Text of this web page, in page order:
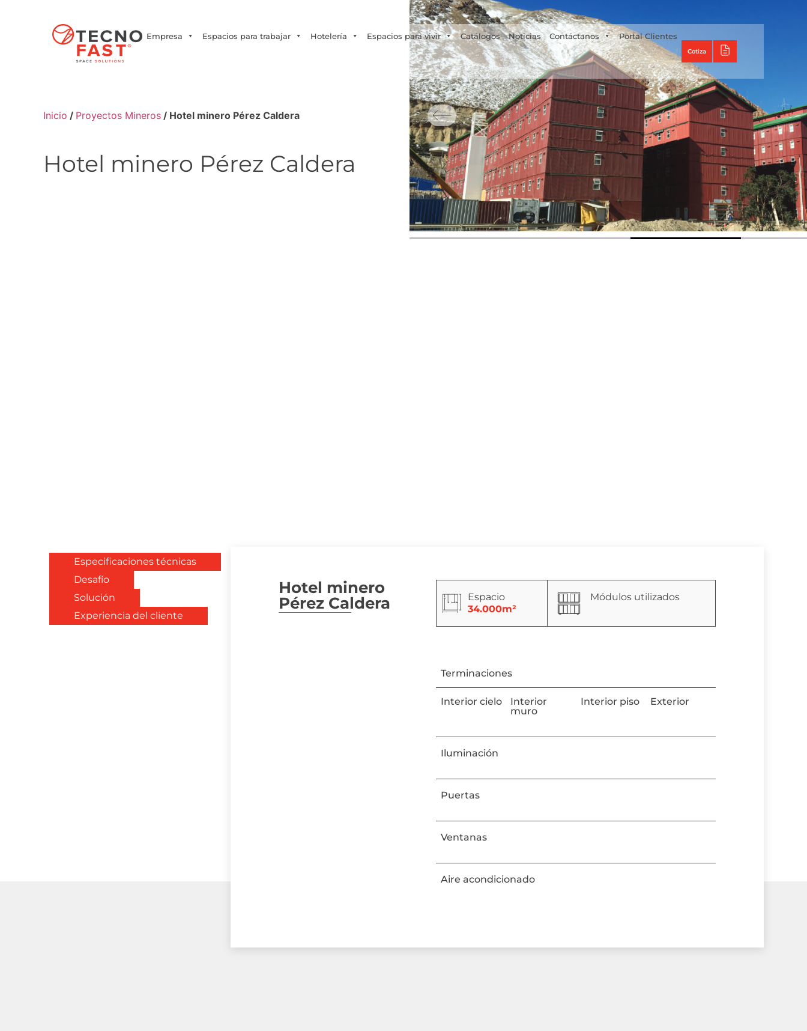
Tecno Fast PerúAlcoTriumphBalatTecno Panel
Empresa Espacios para trabajar Hotelería Espacios para vivir Catálogos Noticias Contáctanos Portal Clientes
Cotiza
Inicio / Proyectos Mineros / Hotel minero Pérez Caldera
Hotel minero Pérez Caldera
Especificaciones técnicas
Desafío
Solución
Experiencia del cliente
Hotel minero
Pérez Caldera
Espacio
34.000m²
Módulos utilizados
Terminaciones
Interior cielo
Interior
muro
Interior piso Exterior
Iluminación
Puertas
Ventanas
Aire acondicionado